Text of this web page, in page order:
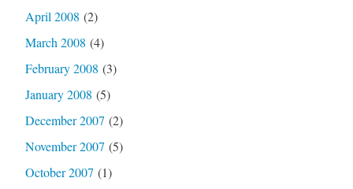
April 2008 (2)
March 2008 (4)
February 2008 (3)
January 2008 (5)
December 2007 (2)
November 2007 (5)
October 2007 (1)